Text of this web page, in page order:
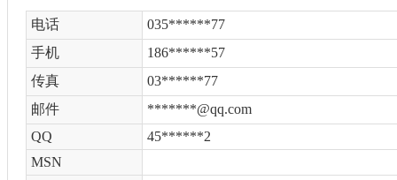
电话
035******77
手机
186******57
传真
03******77
邮件
*******@qq.com
QQ
45******2
MSN